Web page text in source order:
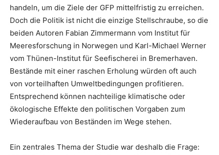
handeln, um die Ziele der GFP mittelfristig zu erreichen.
Doch die Politik ist nicht die einzige Stellschraube, so die
beiden Autoren Fabian Zimmermann vom Institut für
Meeresforschung in Norwegen und Karl-Michael Werner
vom Thünen-Institut für Seefischerei in Bremerhaven.
Bestände mit einer raschen Erholung würden oft auch
von vorteilhaften Umweltbedingungen profitieren.
Entsprechend können nachteilige klimatische oder
ökologische Effekte den politischen Vorgaben zum
Wiederaufbau von Beständen im Wege stehen.
Ein zentrales Thema der Studie war deshalb die Frage: